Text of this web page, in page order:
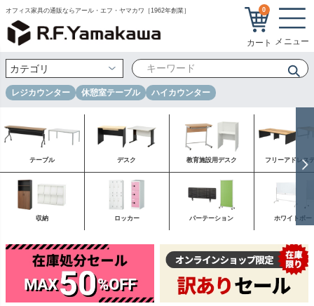
オフィス家具の通販ならアール・エフ・ヤマカワ［1962年創業］ 0
レジカウンター 休憩室テーブル ハイカウンター
テーブル デスク 教育施設用デスク フリーアドレス
収納 ロッカー パーテーション ホワイトボー